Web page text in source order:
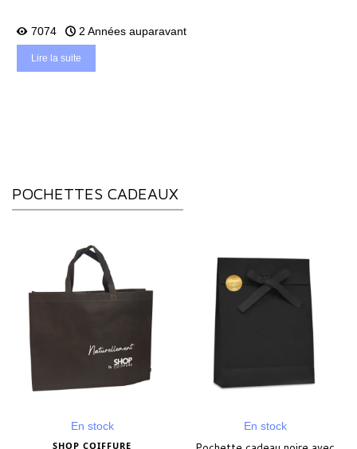
7074 2 Années auparavant
Lire la suite
POCHETTES CADEAUX
En stock
SHOP COIFFURE
En stock